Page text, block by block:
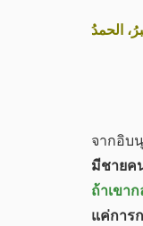
الحمدُ
จากอิบ
มีชายค
ถ้าเขา
แค่การ